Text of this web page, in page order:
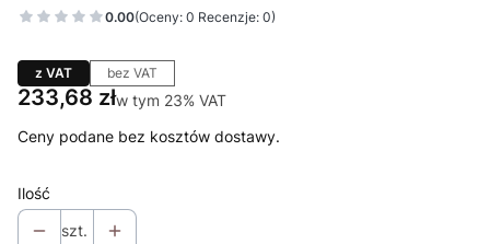
0.00(Oceny: 0 Recenzje: 0)
z VAT bez VAT
Cena
233,68 złw tym 23% VAT
w tym 23% VAT
Ceny podane bez kosztów dostawy.
Ilość
szt.